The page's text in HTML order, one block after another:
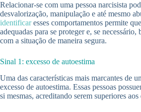
Relacionar-se com uma pessoa narcisista
desvalorização, manipulação e até mesmo
identificaresses comportamentos permite
adequadas para se proteger e, se
com a situação de maneira segura.
Sinal 1: excesso de autoestima
Uma das características mais marcantes de
excesso de autoestima. Essas pessoas
si mesmas, acreditando serem superiores